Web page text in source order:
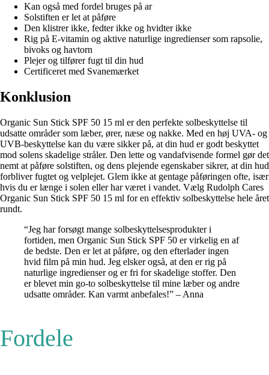
Kan også med fordel bruges på ar
Solstiften er let at påføre
Den klistrer ikke, fedter ikke og hvidter ikke
Rig på E-vitamin og aktive naturlige ingredienser som rapsolie,
bivoks og havtorn
Plejer og tilfører fugt til din hud
Certificeret med Svanemærket
Konklusion
Organic Sun Stick SPF 50 15 ml er den perfekte solbeskyttelse til
udsatte områder som læber, ører, næse og nakke. Med en høj UVA- og
UVB-beskyttelse kan du være sikker på, at din hud er godt beskyttet
mod solens skadelige stråler. Den lette og vandafvisende formel gør det
nemt at påføre solstiften, og dens plejende egenskaber sikrer, at din hud
forbliver fugtet og velplejet. Glem ikke at gentage påføringen ofte, især
hvis du er længe i solen eller har været i vandet. Vælg Rudolph Cares
Organic Sun Stick SPF 50 15 ml for en effektiv solbeskyttelse hele året
rundt.
“Jeg har forsøgt mange solbeskyttelsesprodukter i
fortiden, men Organic Sun Stick SPF 50 er virkelig en af
de bedste. Den er let at påføre, og den efterlader ingen
hvid film på min hud. Jeg elsker også, at den er rig på
naturlige ingredienser og er fri for skadelige stoffer. Den
er blevet min go-to solbeskyttelse til mine læber og andre
udsatte områder. Kan varmt anbefales!” – Anna
Fordele